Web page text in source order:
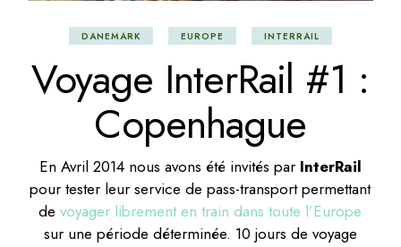
DANEMARK EUROPE INTERRAIL
Voyage InterRail #1 :
Copenhague
En Avril 2014 nous avons été invités par InterRail
pour tester leur service de pass-transport permettant
devoyager librement en train dans toute l’Europe
sur une période déterminée. 10 jours de voyage